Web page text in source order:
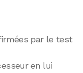
par le test
en lui